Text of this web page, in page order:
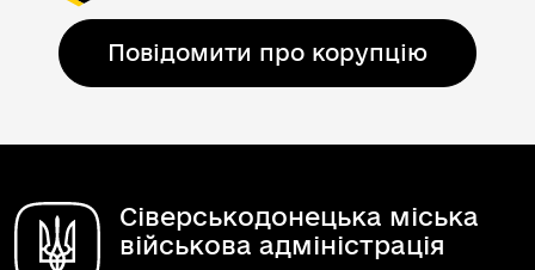
Повідомити про корупцію
Сіверськодонецька міська
військова адміністрація